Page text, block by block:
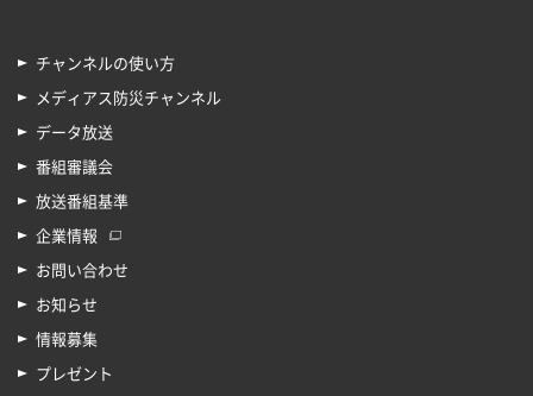
チャンネルの使い方
メディアス防災チャンネル
データ放送
番組審議会
放送番組基準
企業情報
お問い合わせ
お知らせ
情報募集
プレゼント